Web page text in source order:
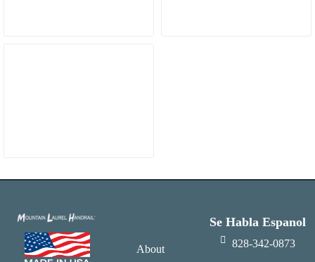
About
Se Habla Espanol
828-342-0873